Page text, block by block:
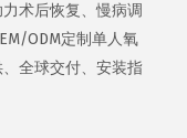
术后恢复、慢病调
ODM定制单人氧
全球交付、安装指